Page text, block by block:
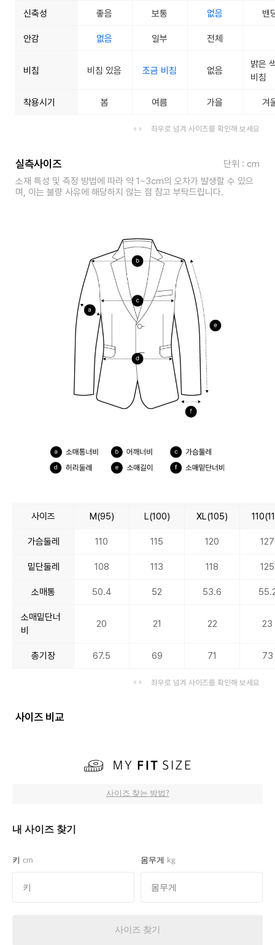
신축성 좋음 보통 없음 밴
안감 없음 일부 전체
비침 비침 있음 조금 비침 없음
밝은
비침
착용시기 봄 여름 가을 겨
좌우로 넘겨 사이즈를 확인해 보세요
실측사이즈
단위 : cm
소재 특성 및 측정 방법에 따라 약 1~3cm의 오차가 발생할 수 있으
며, 이는 불량 사유에 해당하지 않는 점 참고 부탁드립니다.
사이즈 M(95) L(100) XL(105)
가슴둘레 110 115 120 127
밑단둘레 108 113 118 125
소매통 50.4 52 53.6
소매밑단너
비
20 21 22 23
총기장 67.5 69 71 73
좌우로 넘겨 사이즈를 확인해 보세요
사이즈 비교